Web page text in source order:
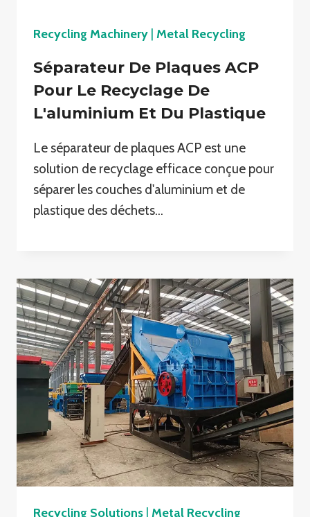
Recycling Machinery Metal Recycling
Séparateur De Plaques ACP
Pour Le Recyclage De
L'aluminium Et Du Plastique
Le séparateur de plaques ACP est une
solution de recyclage efficace conçue pour
séparer les couches d'aluminium et de
plastique des déchets…
Recycling Solutions Metal Recycling